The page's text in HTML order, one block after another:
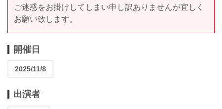
ご迷惑をお掛けしてしまい申し訳ありませんが宜しく
お願い致します。
開催日
2025/11/8
出演者